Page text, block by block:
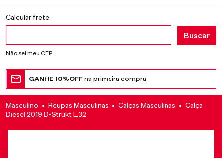
Não sei meu CEP
GANHE 10%OFFna primeira compra
Masculino Roupas Masculinas Calças Masculinas
Calça
Diesel 2019 D-Strukt L.32